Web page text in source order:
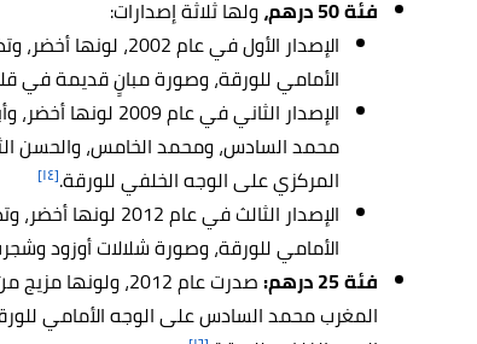
فئة 50 درهم،
ولها ثلاثة إصدارات:
الإصدار الأول في
الأمامي للورقة، وصورة مبانٍ قديمة في
محمد السادس، ومحمد الخامس، والحسن
المركزي على الوجه الخلفي للورقة.[١٤]
الإصدار الثالث
الأمامي للورقة، وصورة شلالات أوزود
فئة 25 درهم:
صدرت عام 2012،
المغرب محمد السادس على الوجه الأمامي